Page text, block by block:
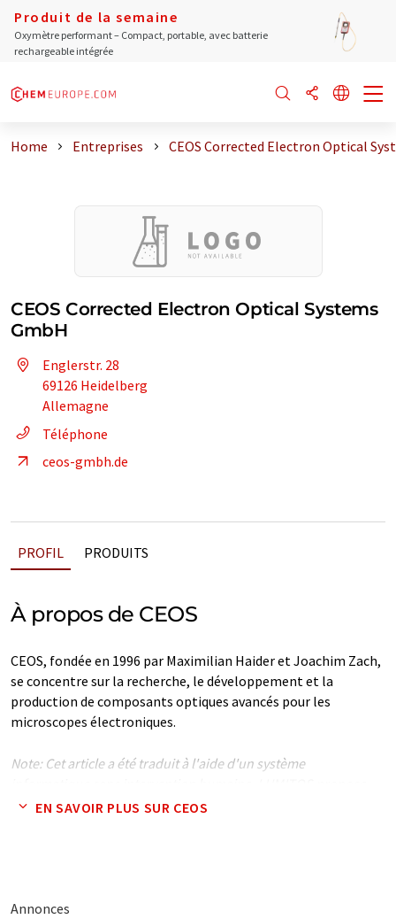
Produit de la semaine
Oxymètre performant – Compact, portable, avec batterie
rechargeable intégrée
Home Entreprises CEOS Corrected Electron Optical
CEOS Corrected Electron Optical Systems
GmbH
Englerstr. 28
69126 Heidelberg
Allemagne
Téléphone
ceos-gmbh.de
PROFIL PRODUITS
À propos de CEOS
CEOS, fondée en 1996 par Maximilian Haider et Joachim Zach,
se concentre sur la recherche, le développement et la
production de composants optiques avancés pour les
microscopes électroniques.
Note: Cet article a été traduit à l'aide d'un système
ces traductions automatiques pour présenter un plus large
EN SAVOIR PLUS SUR CEOS
Annonces